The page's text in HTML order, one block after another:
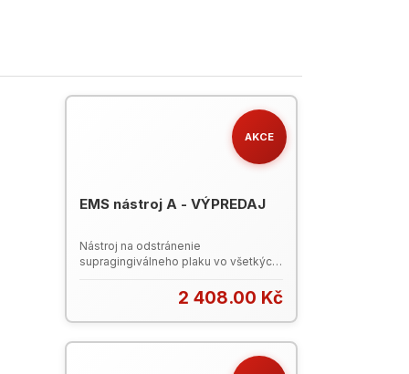
AKCE
EMS nástroj A - VÝPREDAJ
Nástroj na odstránenie
supragingiválneho plaku vo všetkých
2 408.00 Kč